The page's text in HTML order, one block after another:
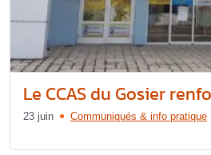
Le CCAS du Gosier
23 juin Communiqués & info pratique